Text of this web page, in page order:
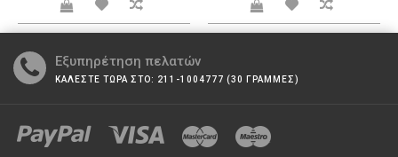
Εξυπηρέτηση πελατών
ΚΑΛΕΣΤΕ ΤΩΡΑ ΣΤΟ: 211-1004777 (30 ΓΡΑΜΜΕΣ)